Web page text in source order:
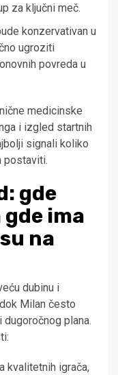
za ključni meč.
konzervativan u
ugroziti
povreda u
medicinske
i izgled startnih
signali koliko
postaviti.
gde
ima
na
dubinu i
Milan često
plana.
kvalitetnih igrača,